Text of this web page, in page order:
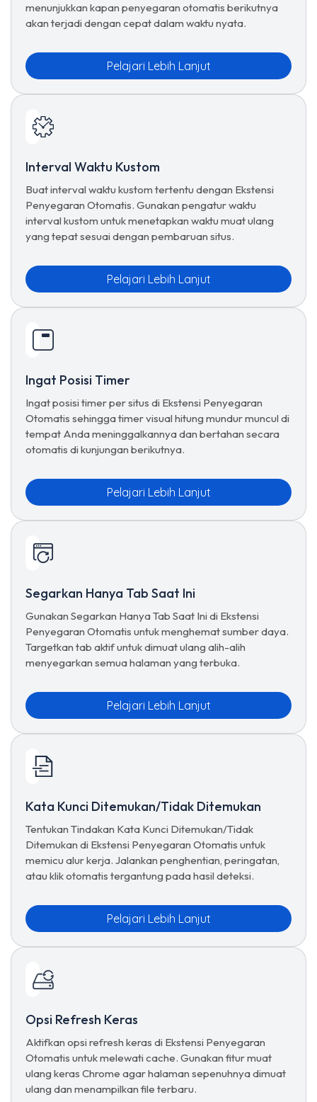
menunjukkan kapan penyegaran otomatis berikutnya
akan terjadi dengan cepat dalam waktu nyata.
Pelajari Lebih Lanjut
Interval Waktu Kustom
Buat interval waktu kustom tertentu dengan Ekstensi
Penyegaran Otomatis. Gunakan pengatur waktu
interval kustom untuk menetapkan waktu muat ulang
yang tepat sesuai dengan pembaruan situs.
Pelajari Lebih Lanjut
Ingat Posisi Timer
Ingat posisi timer per situs di Ekstensi Penyegaran
Otomatis sehingga timer visual hitung mundur muncul di
tempat Anda meninggalkannya dan bertahan secara
otomatis di kunjungan berikutnya.
Pelajari Lebih Lanjut
Segarkan Hanya Tab Saat Ini
Gunakan Segarkan Hanya Tab Saat Ini di Ekstensi
Penyegaran Otomatis untuk menghemat sumber daya.
Targetkan tab aktif untuk dimuat ulang alih-alih
menyegarkan semua halaman yang terbuka.
Pelajari Lebih Lanjut
Kata Kunci Ditemukan/Tidak Ditemukan
Tentukan Tindakan Kata Kunci Ditemukan/Tidak
Ditemukan di Ekstensi Penyegaran Otomatis untuk
memicu alur kerja. Jalankan penghentian, peringatan,
atau klik otomatis tergantung pada hasil deteksi.
Pelajari Lebih Lanjut
Opsi Refresh Keras
Aktifkan opsi refresh keras di Ekstensi Penyegaran
Otomatis untuk melewati cache. Gunakan fitur muat
ulang keras Chrome agar halaman sepenuhnya dimuat
ulang dan menampilkan file terbaru.